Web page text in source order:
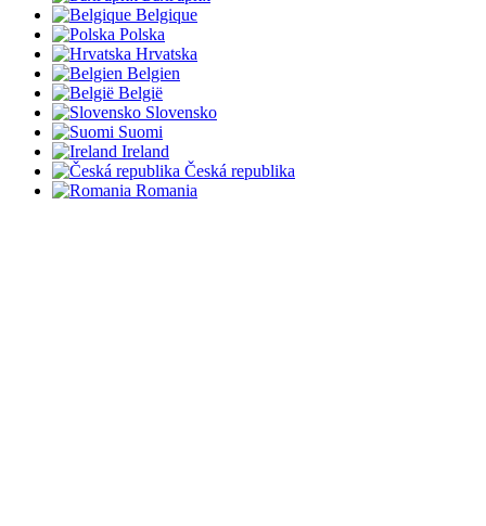
Belgique
Polska
Hrvatska
Belgien
België
Slovensko
Suomi
Ireland
Česká republika
Romania